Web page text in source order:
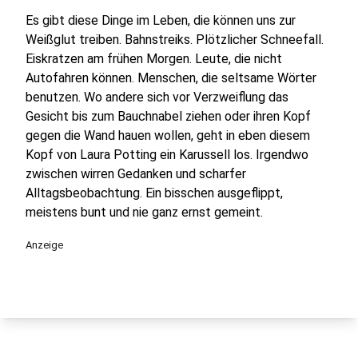
Es gibt diese Dinge im Leben, die können uns zur
Weißglut treiben. Bahnstreiks. Plötzlicher Schneefall.
Eiskratzen am frühen Morgen. Leute, die nicht
Autofahren können. Menschen, die seltsame Wörter
benutzen. Wo andere sich vor Verzweiflung das
Gesicht bis zum Bauchnabel ziehen oder ihren Kopf
gegen die Wand hauen wollen, geht in eben diesem
Kopf von Laura Potting ein Karussell los. Irgendwo
zwischen wirren Gedanken und scharfer
Alltagsbeobachtung. Ein bisschen ausgeflippt,
meistens bunt und nie ganz ernst gemeint.
Anzeige